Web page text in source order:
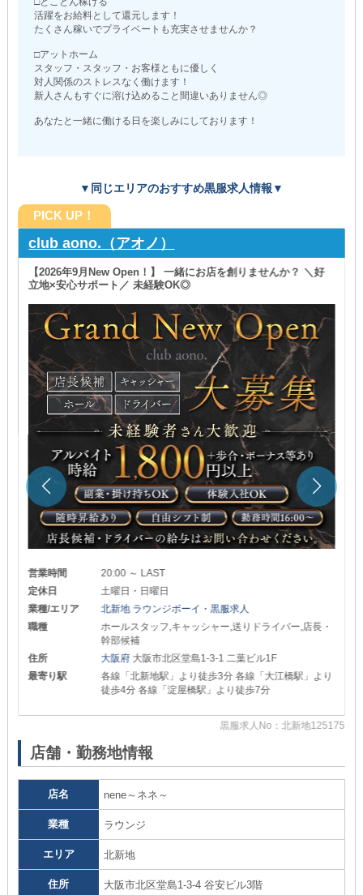
活躍をお給料として還元します！
たくさん稼いでプライベートも充実させませんか？
□アットホーム
スタッフ・スタッフ・お客様ともに優しく
対人関係のストレスなく働けます！
新人さんもすぐに溶け込めること間違いありません◎
あなたと一緒に働ける日を楽しみにしております！
▼同じエリアのおすすめ黒服求人情報▼
PICK UP！
club aono.（アオノ）
【2026年9月New Open！】 一緒にお店を創りませんか？ ＼好
立地×安心サポート／ 未経験OK◎
営業時間
20:00 ～ LAST
定休日
土曜日・日曜日
業種/エリア
北新地 ラウンジボーイ・黒服求人
職種
ホールスタッフ,キャッシャー,送りドライバー,店長・
幹部候補
住所
大阪府 大阪市北区堂島1-3-1 二葉ビル1F
最寄り駅
各線「北新地駅」より徒歩3分 各線「大江橋駅」より
徒歩4分 各線「淀屋橋駅」より徒歩7分
黒服求人No：北新地125175
店舗・勤務地情報
店名 nene～ネネ～
業種 ラウンジ
エリア 北新地
住所 大阪市北区堂島1-3-4 谷安ビル3階